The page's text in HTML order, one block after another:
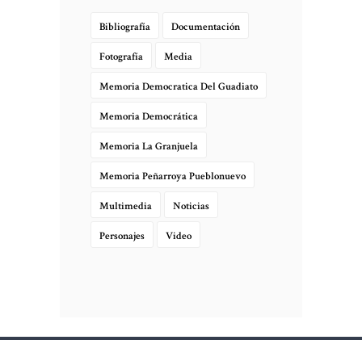
Bibliografía Documentación
Fotografía Media
Memoria Democratica Del Guadiato
Memoria Democrática
Memoria La Granjuela
Memoria Peñarroya Pueblonuevo
Multimedia Noticias
Personajes Video